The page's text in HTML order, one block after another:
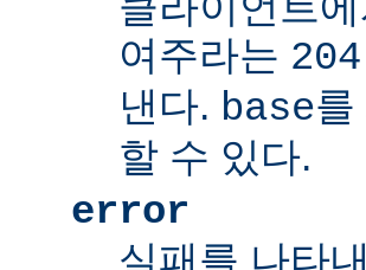
여주라는
낸다. base
할 수 있다.
error
실패를 나타